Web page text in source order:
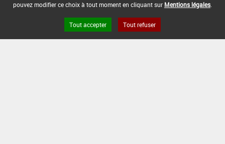
[15105915] Seigle*Désherbage
pouvez modifier ce choix à tout moment en cliquant sur Mentions légales
Tout accepter Tout refuser